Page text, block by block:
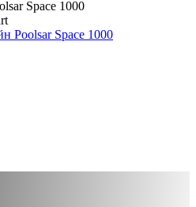
Poolsar Space 1000